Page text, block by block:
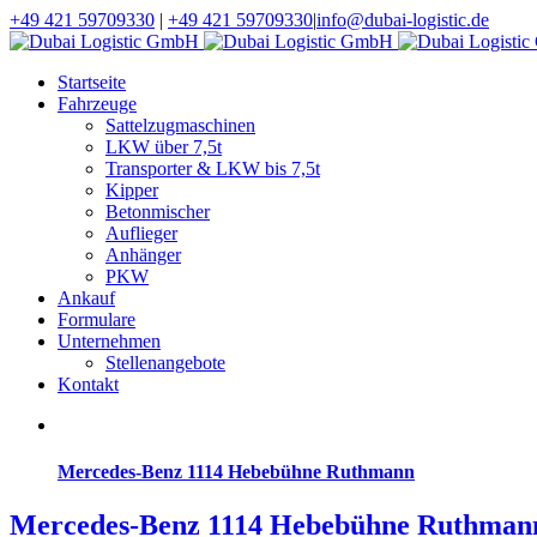
+49 421 59709330 | +49 421 59709330|info@dubai-logistic.de
Startseite
Fahrzeuge
Sattelzugmaschinen
LKW über 7,5t
Transporter & LKW bis 7,5t
Kipper
Betonmischer
Auflieger
Anhänger
PKW
Ankauf
Formulare
Unternehmen
Stellenangebote
Kontakt
Mercedes-Benz 1114 Hebebühne Ruthmann
Mercedes-Benz 1114 Hebebühne